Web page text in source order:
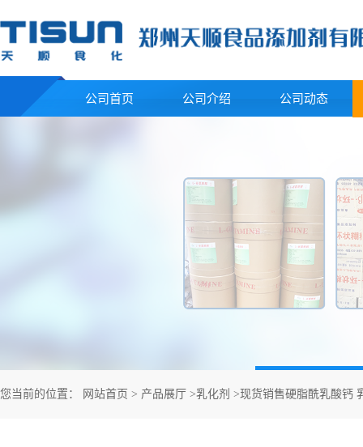
公司首页 公司介绍 公司动态
您当前的位置： 网站首页 > 产品展厅 >乳化剂 >现货销售硬脂酰乳酸钙